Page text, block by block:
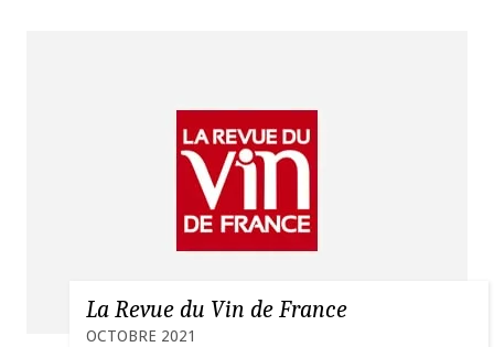
La Revue du Vin de France
OCTOBRE 2021